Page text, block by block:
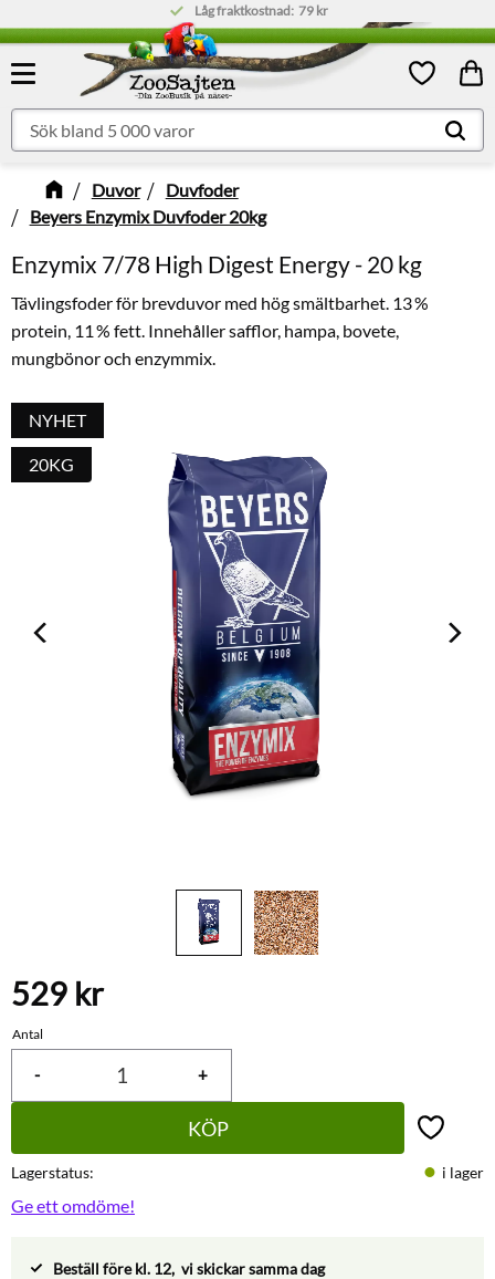
Meny
Låg fraktkostnad: 79 kr
Favoriter
Duvor
Duvfoder
Beyers Enzymix Duvfoder 20kg
Enzymix 7/78 High Digest Energy - 20 kg
Tävlingsfoder för brevduvor med hög smältbarhet. 13 %
protein, 11 % fett. Innehåller safflor, hampa, bovete,
mungbönor och enzymmix.
NYHET
20KG
529 kr
Antal
+
-
KÖP Lägg till
Lagerstatus i lager
Ge ett omdöme!
Beställ före kl. 12, vi skickar samma dag